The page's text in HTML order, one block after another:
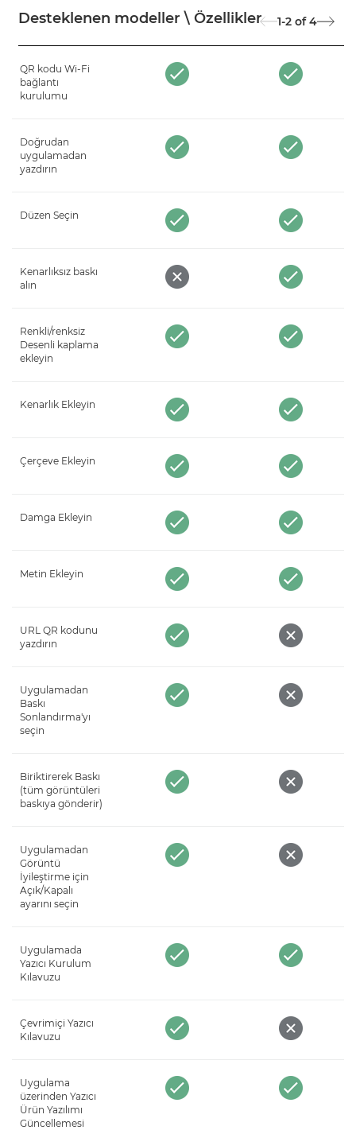
Desteklenen modeller \ Özellikler 1-2 of 4
QR kodu Wi-Fi
bağlantı
kurulumu
Doğrudan
uygulamadan
yazdırın
Düzen Seçin
Kenarlıksız baskı
alın
Renkli/renksiz
Desenli kaplama
ekleyin
Kenarlık Ekleyin
Çerçeve Ekleyin
Damga Ekleyin
Metin Ekleyin
URL QR kodunu
yazdırın
Uygulamadan
Baskı
Sonlandırma'yı
seçin
Biriktirerek Baskı
(tüm görüntüleri
baskıya gönderir)
Uygulamadan
Görüntü
İyileştirme için
Açık/Kapalı
ayarını seçin
Uygulamada
Yazıcı Kurulum
Kılavuzu
Çevrimiçi Yazıcı
Kılavuzu
Uygulama
üzerinden Yazıcı
Ürün Yazılımı
Güncellemesi